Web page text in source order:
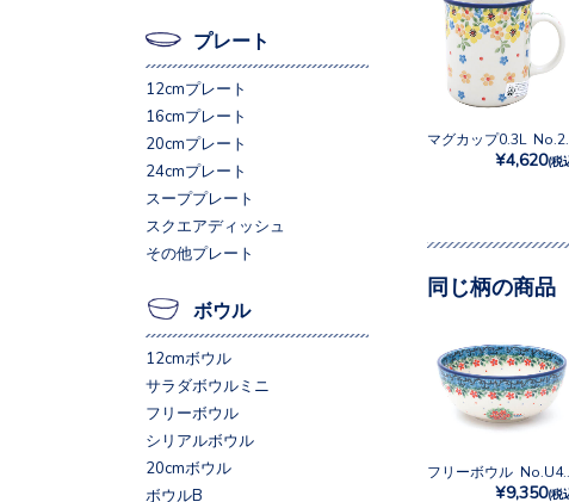
¥4,620(税
同じ柄の商品
フリーボウル No.U4-4866
¥9,350(税
プレート
12cmプレート
16cmプレート
20cmプレート
24cmプレート
スーププレート
スクエアディッシュ
その他プレート
ボウル
12cmボウル
サラダボウルミニ
フリーボウル
シリアルボウル
20cmボウル
ボウルB